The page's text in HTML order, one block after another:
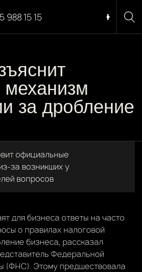
988 15 15
механизм
за дробление
официальные
за возникших у
вопросов
для бизнеса ответы на часто
о правилах налоговой
бизнеса, рассказал
Федеральной
(ФНС). Этому предшествовала